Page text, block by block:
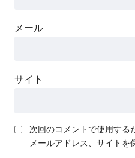
メール
サイト
次回のコメントで使用する
メールアドレス、サイトを